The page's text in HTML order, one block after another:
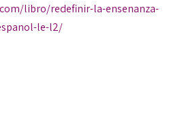
libro/redefinir-la-ensenanza-
le-l2/